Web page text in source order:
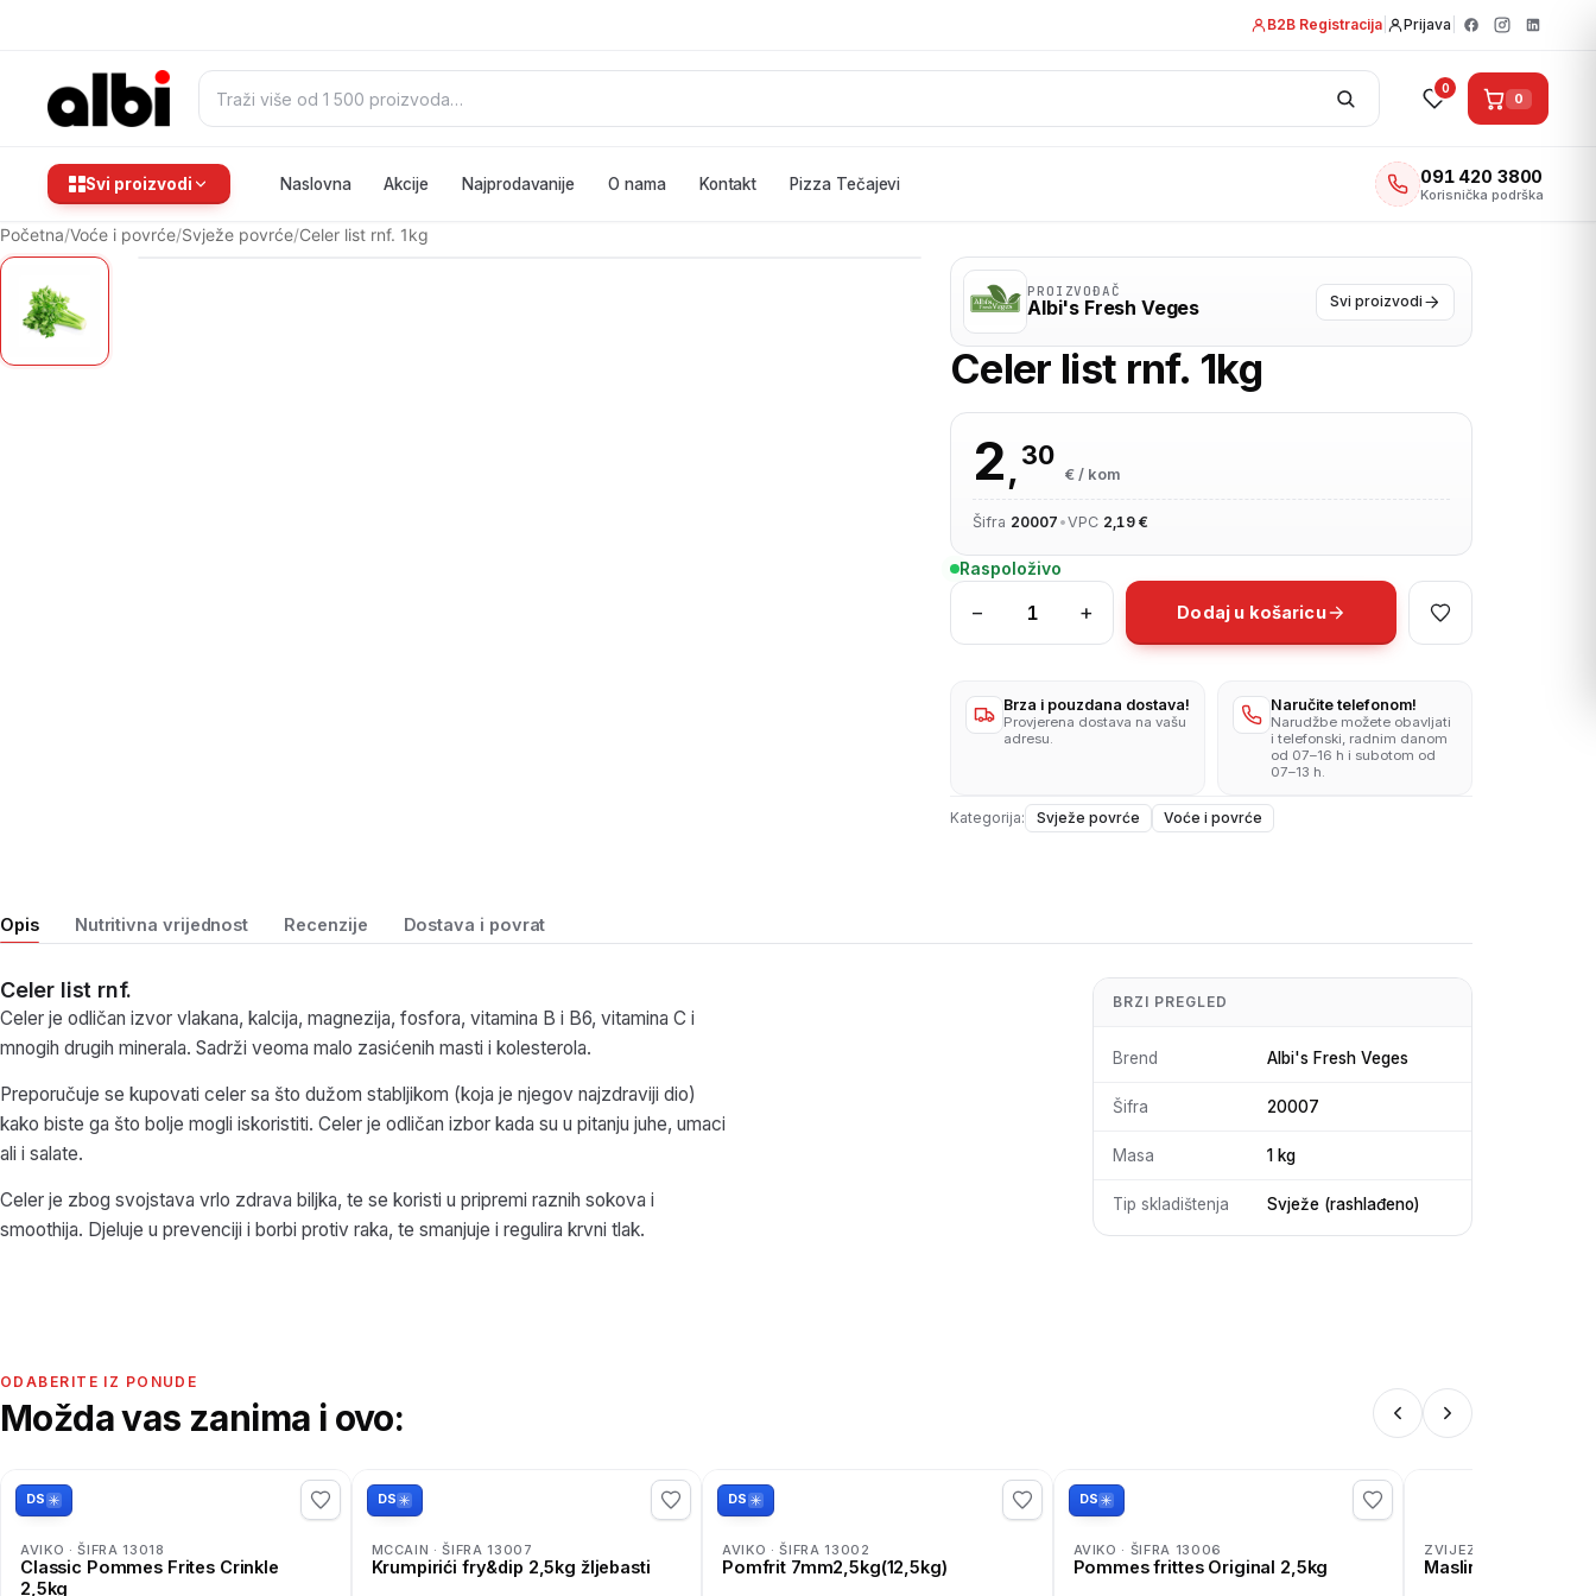
B2B Registracija Prijava
Pretraži: 0
0
Svi proizvodi Naslovna Akcije Najprodavanije O nama Kontakt Pizza Tečajevi 091 420 3800
Korisnička podrška
Početna/Voće i povrće/Svježe povrće/Celer list rnf. 1kg
PROIZVOĐAČ
Albi's Fresh Veges Svi proizvodi
Celer list rnf. 1kg
2,30
€ / kom
Šifra 20007 •VPC 2,19 €
Raspoloživo
−
Celer
list
1kg
količina
+ Dodaj u košaricu
Brza i pouzdana dostava!
Provjerena dostava na vašu
adresu.
Naručite telefonom!
Narudžbe možete obavljati
i telefonski, radnim danom
od 07–16 h i subotom od
07–13 h.
Kategorija: Svježe povrće Voće i povrće
Opis Nutritivna vrijednost Recenzije Dostava i povrat
Celer list rnf.
Celer je odličan izvor vlakana, kalcija, magnezija, fosfora, vitamina B i B6, vitamina C i
mnogih drugih minerala. Sadrži veoma malo zasićenih masti i kolesterola.
Preporučuje se kupovati celer sa što dužom stabljikom (koja je njegov najzdraviji dio)
kako biste ga što bolje mogli iskoristiti. Celer je odličan izbor kada su u pitanju juhe, umaci
ali i salate.
Celer je zbog svojstava vrlo zdrava biljka, te se koristi u pripremi raznih sokova i
smoothija. Djeluje u prevenciji i borbi protiv raka, te smanjuje i regulira krvni tlak.
BRZI PREGLED
Brend Albi's Fresh Veges
Šifra 20007
Masa 1 kg
Tip skladištenja Svježe (rashlađeno)
ODABERITE IZ PONUDE
Možda vas zanima i ovo:
DS
AVIKO · ŠIFRA 13018
Classic Pommes Frites Crinkle
2,5kg
DS
MCCAIN · ŠIFRA 13007
Krumpirići fry&dip 2,5kg žljebasti
DS
AVIKO · ŠIFRA 13002
Pomfrit 7mm2,5kg(12,5kg)
DS
AVIKO · ŠIFRA 13006
Pommes frittes Original 2,5kg
ZVIJEZDA · ŠIFRA
Masline crne